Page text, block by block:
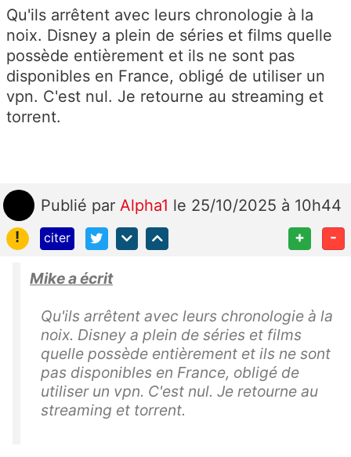
Qu'ils arrêtent avec leurs chronologie à la
noix. Disney a plein de séries et films quelle
possède entièrement et ils ne sont pas
disponibles en France, obligé de utiliser un
vpn. C'est nul. Je retourne au streaming et
torrent.
Publié par Alpha1 le 25/10/2025 à 10h44
!
citer + -
Mike a écrit
Qu'ils arrêtent avec leurs chronologie à la
noix. Disney a plein de séries et films
quelle possède entièrement et ils ne sont
pas disponibles en France, obligé de
utiliser un vpn. C'est nul. Je retourne au
streaming et torrent.